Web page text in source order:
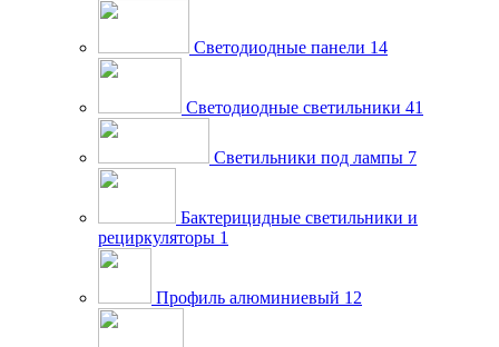
Светодиодные панели 14
Светодиодные светильники 41
Светильники под лампы 7
Бактерицидные светильники и
рециркуляторы 1
Профиль алюминиевый 12